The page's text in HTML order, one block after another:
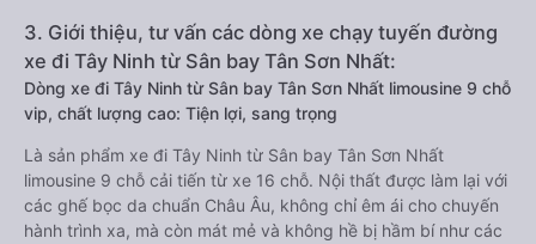
3. Giới thiệu, tư vấn các dòng xe chạy tuyến đường
xe đi Tây Ninh từ Sân bay Tân Sơn Nhất:
Dòng xe đi Tây Ninh từ Sân bay Tân Sơn Nhất limousine 9 chỗ
vip, chất lượng cao: Tiện lợi, sang trọng
Là sản phẩm xe đi Tây Ninh từ Sân bay Tân Sơn Nhất
limousine 9 chỗ cải tiến từ xe 16 chỗ. Nội thất được làm lại với
các ghế bọc da chuẩn Châu Âu, không chỉ êm ái cho chuyến
hành trình xa, mà còn mát mẻ và không hề bị hầm bí như các